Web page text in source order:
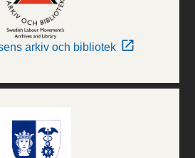
arkiv och bibliotek